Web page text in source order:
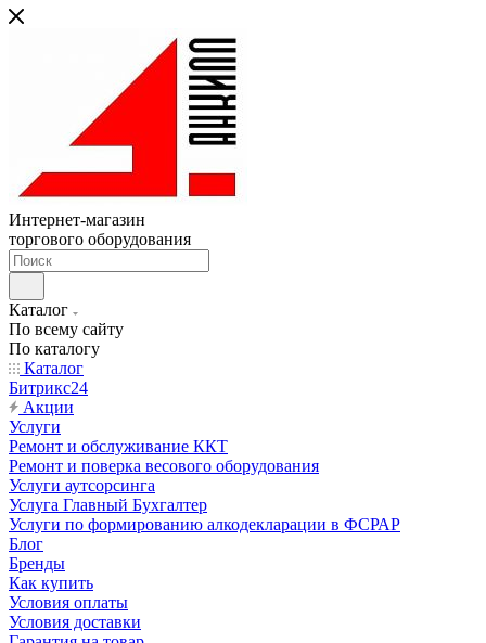
Интернет-магазин
торгового оборудования
Каталог
По всему сайту
По каталогу
Каталог
Битрикс24
Акции
Услуги
Ремонт и обслуживание ККТ
Ремонт и поверка весового оборудования
Услуги аутсорсинга
Услуга Главный Бухгалтер
Услуги по формированию алкодекларации в ФСРАР
Блог
Бренды
Как купить
Условия оплаты
Условия доставки